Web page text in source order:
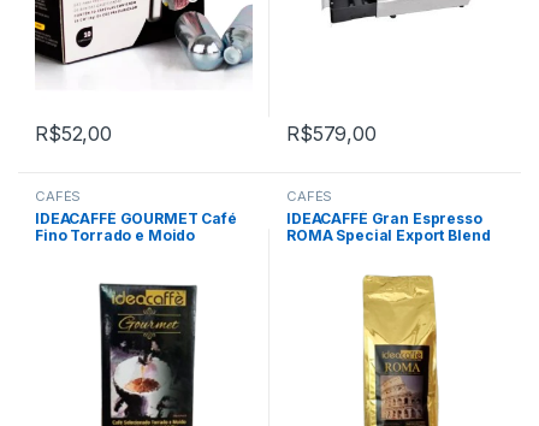
R$52,00 R$579,00
CAFÉS
IDEACAFFÈ GOURMET Café
Fino Torrado e Moido
CAFÉS
IDEACAFFÈ Gran Espresso
ROMA Special Export Blend